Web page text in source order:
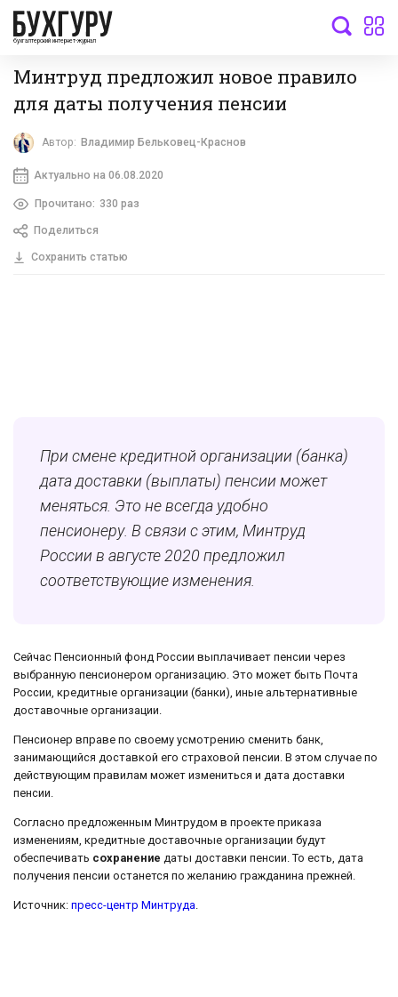
бухгалтерский интернет-журнал
Минтруд предложил новое правило
для даты получения пенсии
Автор: Владимир Бельковец-Краснов
Актуально на 06.08.2020
Прочитано: 330 раз
Поделиться
Сохранить статью
При смене кредитной организации (банка)
дата доставки (выплаты) пенсии может
меняться. Это не всегда удобно
пенсионеру. В связи с этим, Минтруд
России в августе 2020 предложил
соответствующие изменения.
Сейчас Пенсионный фонд России выплачивает пенсии через
выбранную пенсионером организацию. Это может быть Почта
России, кредитные организации (банки), иные альтернативные
доставочные организации.
Пенсионер вправе по своему усмотрению сменить банк,
занимающийся доставкой его страховой пенсии. В этом случае по
действующим правилам может измениться и дата доставки
пенсии.
Согласно предложенным Минтрудом в проекте приказа
изменениям, кредитные доставочные организации будут
обеспечивать сохранение даты доставки пенсии. То есть, дата
получения пенсии останется по желанию гражданина прежней.
Источник: пресс-центр Минтруда